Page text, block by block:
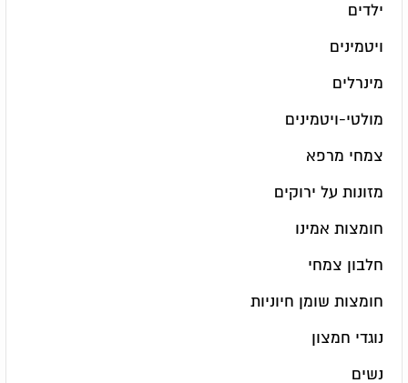
ילדים
ויטמינים
מינרלים
מולטי-ויטמינים
צמחי מרפא
מזונות על ירוקים
חומצות אמינו
חלבון צמחי
חומצות שומן חיוניות
נוגדי חמצון
נשים